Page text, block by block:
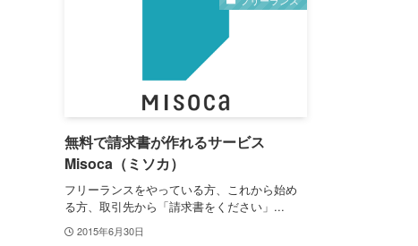
無料で請求書が作れるサービス
Misoca（ミソカ）
フリーランスをやっている方、これから始め
る方、取引先から「請求書をください」...
2015年6月30日